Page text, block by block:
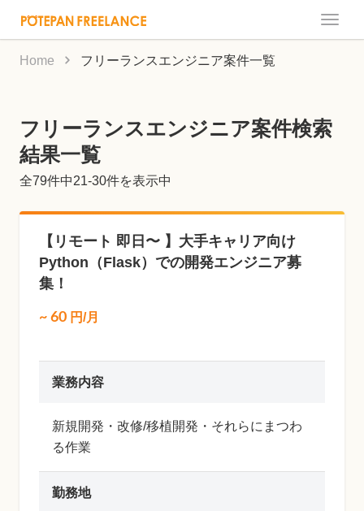
Toggle
Home フリーランスエンジニア案件一覧
フリーランスエンジニア案件検索
結果一覧
全79件中21-30件を表示中
【リモート 即日〜 】大手キャリア向け
Python（Flask）での開発エンジニア募
集！
~ 60 円/月
業務内容
新規開発・改修/移植開発・それらにまつわ
る作業
勤務地